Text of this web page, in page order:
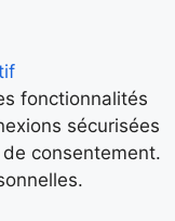
fonctionnalités
sécurisées
consentement.